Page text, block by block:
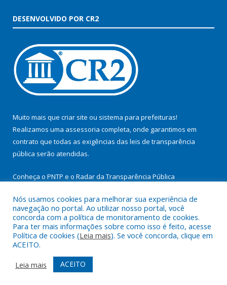
DESENVOLVIDO POR CR2
Muito mais que criar site ou sistema para prefeituras!
Realizamos uma assessoria completa, onde garantimos em
contrato que todas as exigências das leis de transparência
pública serão atendidas.
Conheça o PNTP e o Radar da Transparência Pública
Todos os direitos reservados a Prefeitura Municipal de
Itupiranga.
Mapa do Site
Acessar Área Administrativa
Acessar Webmail
Nós usamos cookies para melhorar sua experiência de
navegação no portal. Ao utilizar nosso portal, você
concorda com a política de monitoramento de cookies.
Para ter mais informações sobre como isso é feito, acesse
Política de cookies (Leia mais). Se você concorda, clique em
ACEITO.
Leia mais
ACEITO